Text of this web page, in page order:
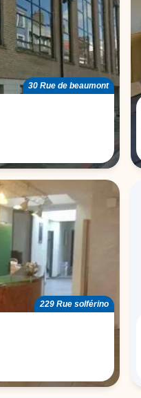
30 Rue de beaumont
229 Rue solférino